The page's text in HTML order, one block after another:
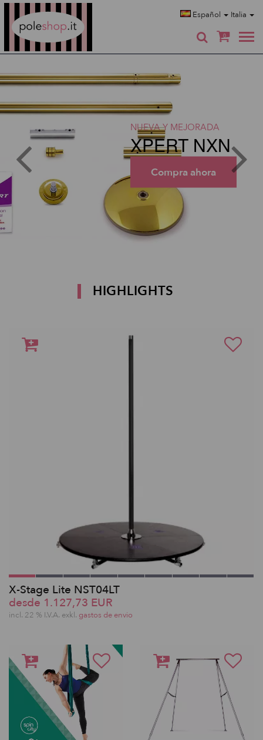
Español Italia
0
NUEVA Y MEJORADA
XPERT NXN
Compra ahora
HIGHLIGHTS
X-Stage Lite NST04LT
desde 1.127,73 EUR
incl. 22 % I.V.A. exkl. gastos de envio